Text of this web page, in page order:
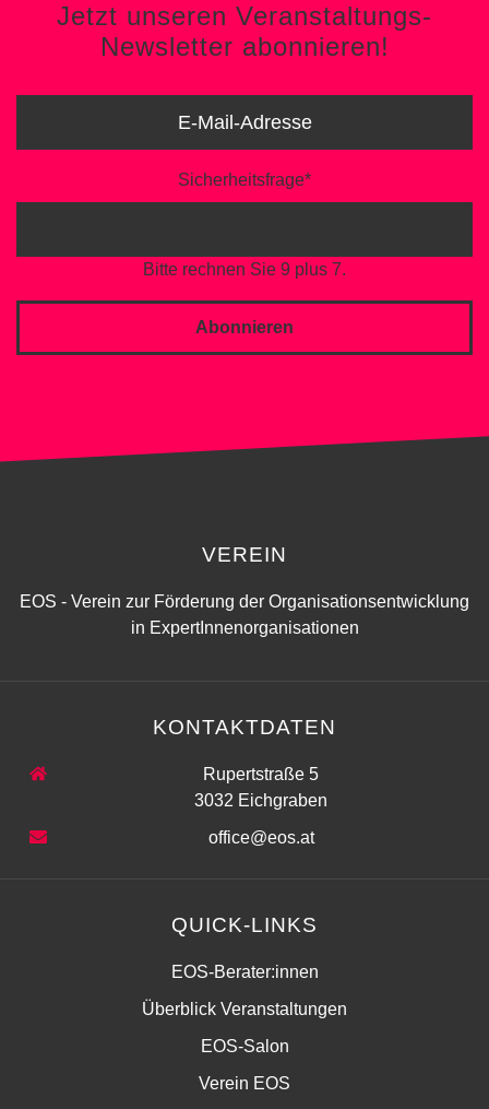
Jetzt unseren Veranstaltungs-
Newsletter abonnieren!
Sicherheitsfrage*
Bitte rechnen Sie 9 plus 7.
Abonnieren
VEREIN
EOS - Verein zur Förderung der Organisationsentwicklung
in ExpertInnenorganisationen
KONTAKTDATEN
Rupertstraße 5
3032 Eichgraben
office@eos.at
QUICK-LINKS
EOS-Berater:innen
Überblick Veranstaltungen
EOS-Salon
Verein EOS